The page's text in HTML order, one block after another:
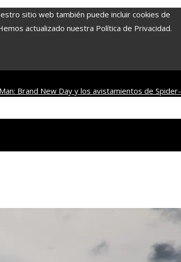
sitio web también puede incluir cookies de
actualizado nuestra Política de Privacidad.
Brand New Day y los avistamientos de Spider-